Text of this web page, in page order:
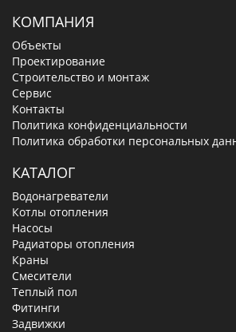
КОМПАНИЯ
Объекты
Проектирование
Строительство и монтаж
Сервис
Контакты
Политика конфиденциальности
Политика обработки персональных
КАТАЛОГ
Водонагреватели
Котлы отопления
Насосы
Радиаторы отопления
Краны
Смесители
Теплый пол
Фитинги
Задвижки